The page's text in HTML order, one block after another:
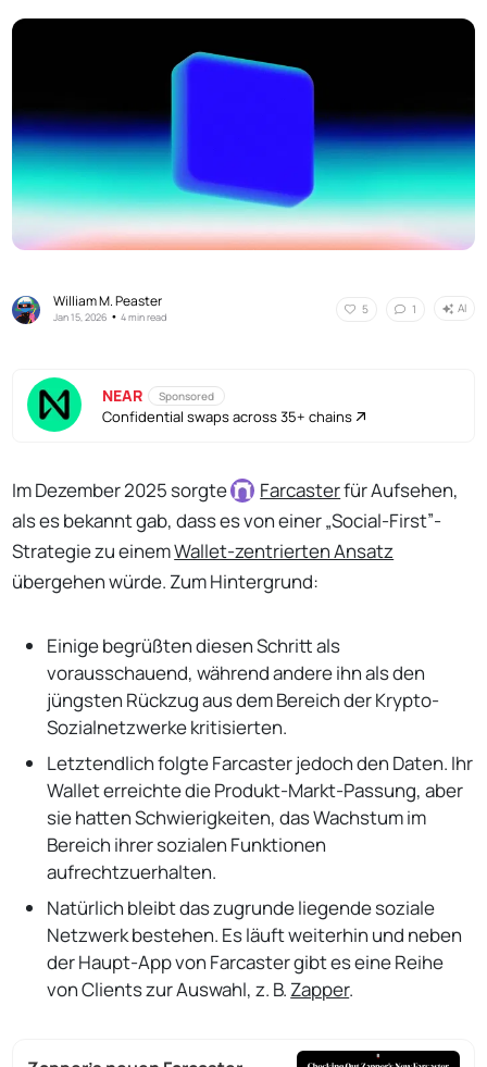
William M. Peaster
Jan 15, 2026 •4 min read
5 1 AI
NEAR Sponsored
Confidential swaps across 35+ chains
Im Dezember 2025 sorgte Farcasterfür Aufsehen,
als es bekannt gab, dass es von einer „Social-First”-
Strategie zu einemWallet-zentrierten Ansatz
übergehen würde. Zum Hintergrund:
Einige begrüßten diesen Schritt als
vorausschauend, während andere ihn als den
jüngsten Rückzug aus dem Bereich der Krypto-
Sozialnetzwerke kritisierten.
Letztendlich folgte Farcaster jedoch den Daten. Ihr
Wallet erreichte die Produkt-Markt-Passung, aber
sie hatten Schwierigkeiten, das Wachstum im
Bereich ihrer sozialen Funktionen
aufrechtzuerhalten.
Natürlich bleibt das zugrunde liegende soziale
Netzwerk bestehen. Es läuft weiterhin und neben
der Haupt-App von Farcaster gibt es eine Reihe
von Clients zur Auswahl, z. B. Zapper.